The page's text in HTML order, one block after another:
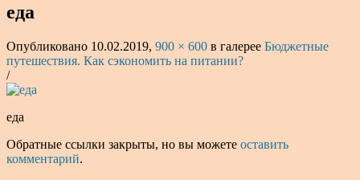
еда
Опубликовано 10.02.2019, 900 × 600 в галерее Бюджетные
путешествия. Как сэкономить на питании?
/
еда
Обратные ссылки закрыты, но вы можете оставить
комментарий.